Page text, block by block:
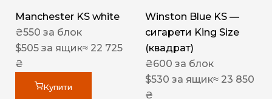
Manchester KS white
₴550 за блок
$505 за ящик≈ 22 725
₴
Купити
Winston Blue KS —
сигарети King Size
(квадрат)
₴600 за блок
$530 за ящик≈ 23 850
₴